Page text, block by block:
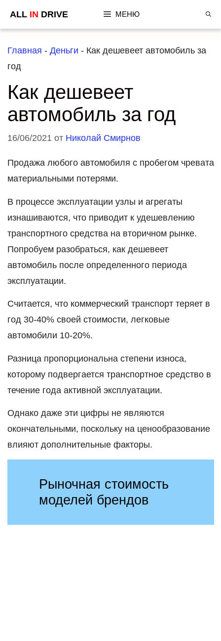
ALL IN DRIVE МЕНЮ
Главная - Деньги - Как дешевеет автомобиль за
год
Как дешевеет
автомобиль за год
16/06/2021 от Николай Смирнов
Продажа любого автомобиля с пробегом чревата
материальными потерями.
В процессе эксплуатации узлы и агрегаты
изнашиваются, что приводит к удешевлению
транспортного средства на вторичном рынке.
Попробуем разобраться, как дешевеет
автомобиль после определенного периода
эксплуатации.
Считается, что коммерческий транспорт теряет в
год 30-40% своей стоимости, легковые
автомобили 10-20%.
Разница пропорциональна степени износа,
которому подвергается транспортное средство в
течение года активной эксплуатации.
Однако даже эти цифры не являются
окончательными, поскольку на ценообразование
влияют дополнительные факторы.
Рыночная стоимость
моделей брендов